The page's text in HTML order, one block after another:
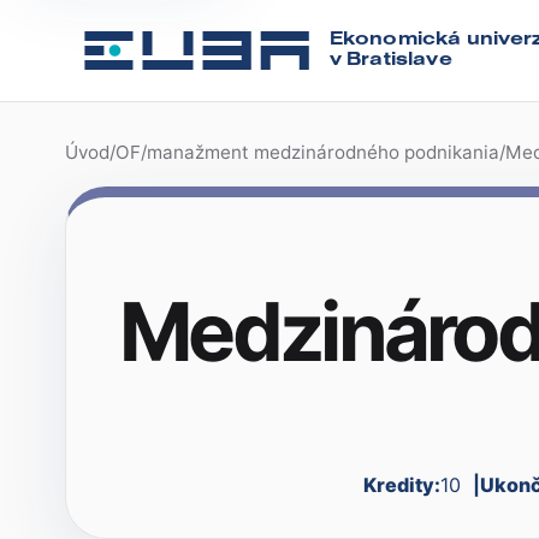
Ekonomická
v Bratislave
Úvod/OF/manažment medzinárodného podnikania/
Kredity:10